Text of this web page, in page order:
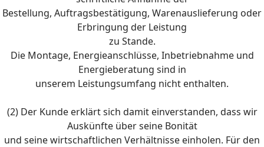
Bestellung, Auftragsbestätigung, Warenauslieferung oder
Erbringung der Leistung
zu Stande.
Die Montage, Energieanschlüsse, Inbetriebnahme und
Energieberatung sind in
unserem Leistungsumfang nicht enthalten.
(2) Der Kunde erklärt sich damit einverstanden, dass wir
Auskünfte über seine Bonität
und seine wirtschaftlichen Verhältnisse einholen. Für den